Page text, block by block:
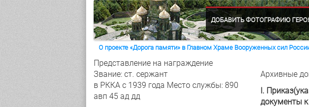
ДОБАВИТЬ ФОТОГРАФИЮ
О проекте «Дорога памяти» в Главном Храме Вооруженных сил
Представление на награждение
Звание: ст. сержант
в РККА с 1939 года Место службы: 890
авп 45 ад дд
Архивные
I.
документы